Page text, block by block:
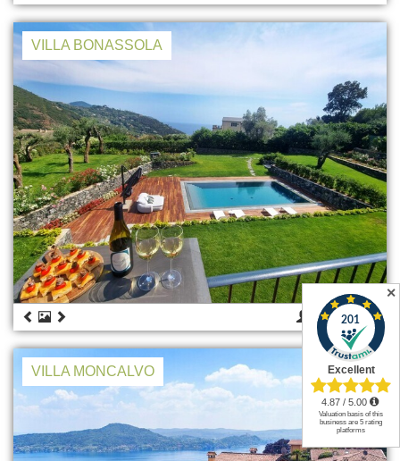
VILLA BONASSOLA
8 € 3.600
VILLA MONCALVO
✕